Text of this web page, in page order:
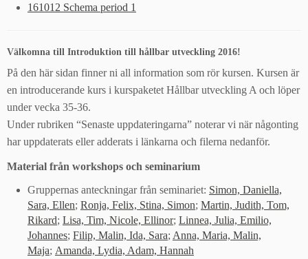
161012 Schema period 1
Välkomna till Introduktion till hållbar utveckling 2016!
På den här sidan finner ni all information som rör kursen. Kursen är
en introducerande kurs i kurspaketet Hållbar utveckling A och löper
under vecka 35-36.
Under rubriken “Senaste uppdateringarna” noterar vi när någonting
har uppdaterats eller adderats i länkarna och filerna nedanför.
Material från workshops och seminarium
Gruppernas anteckningar från seminariet: Simon, Daniella,
Sara, Ellen; Ronja, Felix, Stina, Simon; Martin, Judith, Tom,
Rikard; Lisa, Tim, Nicole, Ellinor; Linnea, Julia, Emilio,
Johannes; Filip, Malin, Ida, Sara;Anna, Maria, Malin,
Maja; Amanda, Lydia, Adam, Hannah